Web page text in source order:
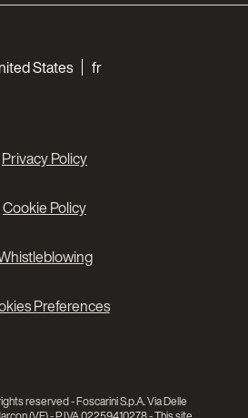
States fr
Privacy Policy
Cookie Policy
Preferences
reserved - Foscarini S.p.A. Via Delle